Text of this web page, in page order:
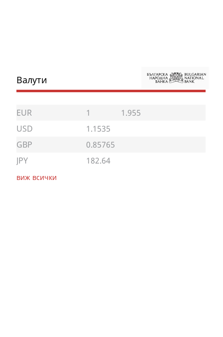
Валути
EUR 1
1.955
USD
1.1535
GBP
0.85765
JPY
182.64
виж всички